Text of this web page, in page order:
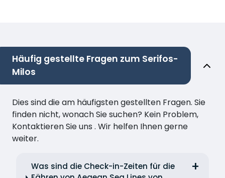
Häufig gestellte Fragen zum Serifos-
Milos
Dies sind die am häufigsten gestellten Fragen. Sie
finden nicht, wonach Sie suchen? Kein Problem,
Kontaktieren Sie uns . Wir helfen Ihnen gerne
weiter.
Was sind die Check-in-Zeiten für die